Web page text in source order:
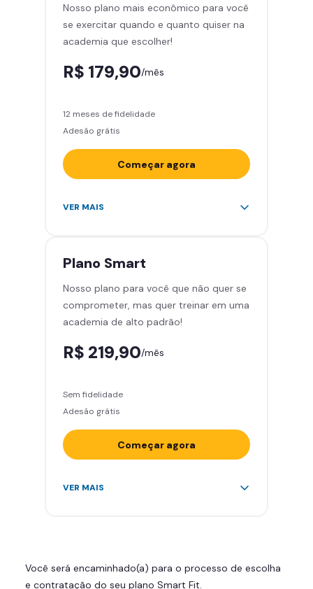
Skeelo App (Audiobook)*
Área de musculação e aeróbicos
Smart Fit App
Nosso plano mais econômico para você
se exercitar quando e quanto quiser na
academia que escolher!
R$ 179,90/mês
12 meses de fidelidade
Adesão grátis
Começar agora
Acesso ilimitado a +2.000
Cadeira de massagem
Skeelo App (Audiobook)*
Área de musculação e aeróbicos
Smart Fit App
VER MAIS
Plano Smart
Nosso plano para você que não quer se
comprometer, mas quer treinar em uma
academia de alto padrão!
R$ 219,90/mês
Sem fidelidade
Adesão grátis
Começar agora
Acesso ilimitado a +2.000
Skeelo App (Audiobook)*
Área de musculação e aeróbicos
VER MAIS
Você será encaminhado(a) para o processo de escolha
e contratação do seu plano Smart Fit.